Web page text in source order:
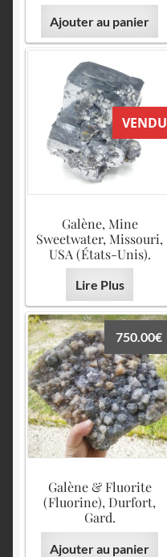
Ajouter au panier
VENDU
Galène, Mine
Sweetwater, Missouri,
USA (États-Unis).
Lire Plus
Galène & Fluorite
(Fluorine), Durfort,
Gard.
750.00€
Ajouter au panier